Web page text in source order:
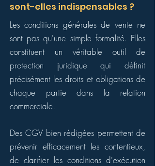
sont-elles indispensables ?
Les conditions générales de vente ne
sont pas qu'une simple formalité. Elles
constituent un véritable outil de
protection juridique qui définit
précisément les droits et obligations de
chaque partie dans la relation
commerciale.
Des CGV bien rédigées permettent de
prévenir efficacement les contentieux,
de clarifier les conditions d'exécution